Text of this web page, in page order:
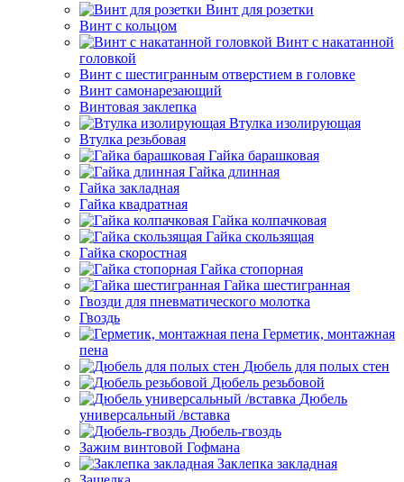
Винт для розетки
Винт с кольцом
Винт с накатанной
головкой
Винт с шестигранным отверстием в головке
Винт самонарезающий
Винтовая заклепка
Втулка изолирующая
Втулка резьбовая
Гайка барашковая
Гайка длинная
Гайка закладная
Гайка квадратная
Гайка колпачковая
Гайка скользящая
Гайка скоростная
Гайка стопорная
Гайка шестигранная
Гвозди для пневматического молотка
Гвоздь
Герметик, монтажная
пена
Дюбель для полых стен
Дюбель резьбовой
Дюбель
универсальный /вставка
Дюбель-гвоздь
Зажим винтовой Гофмана
Заклепка закладная